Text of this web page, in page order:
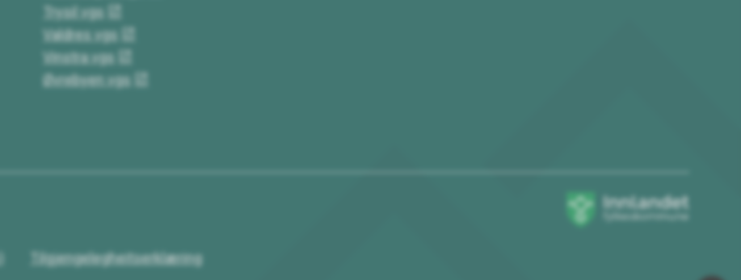
Trysil vgs
Valdres vgs
Vinstra vgs
Øvrebyen vgs
Innlandet
Tilgjengelegheitserklæring